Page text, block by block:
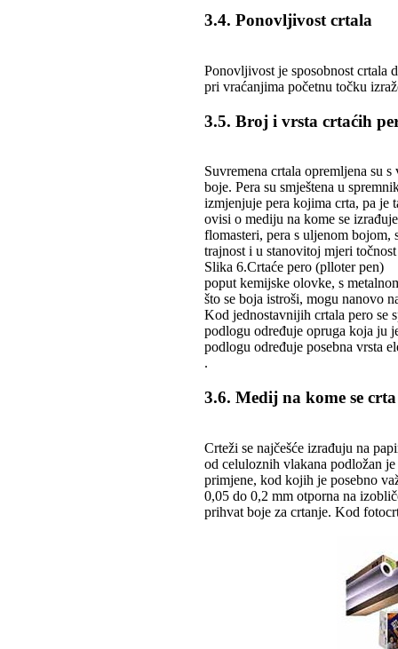
3.4. Ponovljivost crtala
Ponovljivost je sposobnost crtala
pri vraćanjima početnu točku
3.5. Broj i vrsta crtaćih
Suvremena crtala opremljena su
boje. Pera su smještena u
izmjenjuje pera kojima crta, pa je
ovisi o mediju na kome se
flomasteri, pera s uljenom
trajnost i u stanovitoj mjeri
Slika 6.Crtaće pero (plloter pen)
poput kemijske olovke, s
što se boja istroši, mogu nanovo
Kod jednostavnijih crtala pero se
podlogu određuje opruga koja ju
podlogu određuje posebna vrsta
.
3.6. Medij na kome se crta
Crteži se najčešće izrađuju na
od celuloznih vlakana podložan
primjene, kod kojih je posebno
0,05 do 0,2 mm otporna na
prihvat boje za crtanje. Kod